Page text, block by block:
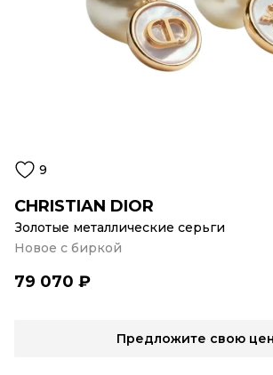
9
CHRISTIAN DIOR
Золотые металлические серьги
Новое с биркой
79 070 ₽
Предложите свою